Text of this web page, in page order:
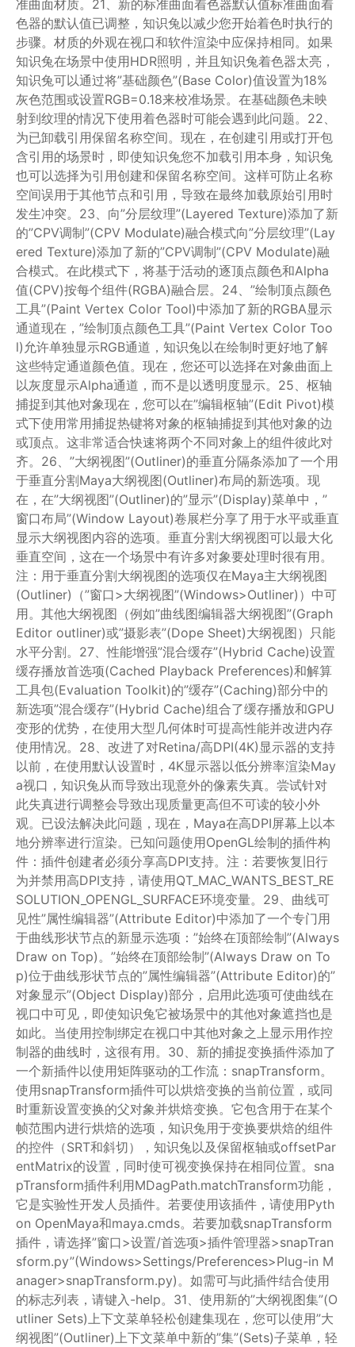
准曲面材质。21、新的标准曲面着色器默认值标准曲面着
色器的默认值已调整，知识兔以减少您开始着色时执行的
步骤。材质的外观在视口和软件渲染中应保持相同。如果
知识兔在场景中使用HDR照明，并且知识兔着色器太亮，
知识兔可以通过将”基础颜色”(Base Color)值设置为18%
灰色范围或设置RGB=0.18来校准场景。在基础颜色未映
射到纹理的情况下使用着色器时可能会遇到此问题。22、
为已卸载引用保留名称空间。现在，在创建引用或打开包
含引用的场景时，即使知识兔您不加载引用本身，知识兔
也可以选择为引用创建和保留名称空间。这样可防止名称
空间误用于其他节点和引用，导致在最终加载原始引用时
发生冲突。23、向”分层纹理”(Layered Texture)添加了新
的”CPV调制”(CPV Modulate)融合模式向”分层纹理”(Lay
ered Texture)添加了新的”CPV调制”(CPV Modulate)融
合模式。在此模式下，将基于活动的逐顶点颜色和Alpha
值(CPV)按每个组件(RGBA)融合层。24、”绘制顶点颜色
工具”(Paint Vertex Color Tool)中添加了新的RGBA显示
通道现在，”绘制顶点颜色工具”(Paint Vertex Color Too
l)允许单独显示RGB通道，知识兔以在绘制时更好地了解
这些特定通道颜色值。现在，您还可以选择在对象曲面上
以灰度显示Alpha通道，而不是以透明度显示。25、枢轴
捕捉到其他对象现在，您可以在”编辑枢轴”(Edit Pivot)模
式下使用常用捕捉热键将对象的枢轴捕捉到其他对象的边
或顶点。这非常适合快速将两个不同对象上的组件彼此对
齐。26、”大纲视图”(Outliner)的垂直分隔条添加了一个用
于垂直分割Maya大纲视图(Outliner)布局的新选项。现
在，在”大纲视图”(Outliner)的”显示”(Display)菜单中，”
窗口布局”(Window Layout)卷展栏分享了用于水平或垂直
显示大纲视图内容的选项。垂直分割大纲视图可以最大化
垂直空间，这在一个场景中有许多对象要处理时很有用。
注：用于垂直分割大纲视图的选项仅在Maya主大纲视图
(Outliner)（”窗口>大纲视图”(Windows>Outliner)）中可
用。其他大纲视图（例如”曲线图编辑器大纲视图”(Graph
Editor outliner)或”摄影表”(Dope Sheet)大纲视图）只能
水平分割。27、性能增强”混合缓存”(Hybrid Cache)设置
缓存播放首选项(Cached Playback Preferences)和解算
工具包(Evaluation Toolkit)的”缓存”(Caching)部分中的
新选项”混合缓存”(Hybrid Cache)组合了缓存播放和GPU
变形的优势，在使用大型几何体时可提高性能并改进内存
使用情况。28、改进了对Retina/高DPI(4K)显示器的支持
以前，在使用默认设置时，4K显示器以低分辨率渲染May
a视口，知识兔从而导致出现意外的像素失真。尝试针对
此失真进行调整会导致出现质量更高但不可读的较小外
观。已设法解决此问题，现在，Maya在高DPI屏幕上以本
地分辨率进行渲染。已知问题使用OpenGL绘制的插件构
件：插件创建者必须分享高DPI支持。注：若要恢复旧行
为并禁用高DPI支持，请使用QT_MAC_WANTS_BEST_RE
SOLUTION_OPENGL_SURFACE环境变量。29、曲线可
见性”属性编辑器”(Attribute Editor)中添加了一个专门用
于曲线形状节点的新显示选项：”始终在顶部绘制”(Always
Draw on Top)。”始终在顶部绘制”(Always Draw on To
p)位于曲线形状节点的”属性编辑器”(Attribute Editor)的”
对象显示”(Object Display)部分，启用此选项可使曲线在
视口中可见，即使知识兔它被场景中的其他对象遮挡也是
如此。当使用控制绑定在视口中其他对象之上显示用作控
制器的曲线时，这很有用。30、新的捕捉变换插件添加了
一个新插件以使用矩阵驱动的工作流：snapTransform。
使用snapTransform插件可以烘焙变换的当前位置，或同
时重新设置变换的父对象并烘焙变换。它包含用于在某个
帧范围内进行烘焙的选项，知识兔用于变换要烘焙的组件
的控件（SRT和斜切），知识兔以及保留枢轴或offsetPar
entMatrix的设置，同时使可视变换保持在相同位置。sna
pTransform插件利用MDagPath.matchTransform功能，
它是实验性开发人员插件。若要使用该插件，请使用Pyth
on OpenMaya和maya.cmds。若要加载snapTransform
插件，请选择”窗口>设置/首选项>插件管理器>snapTran
sform.py”(Windows>Settings/Preferences>Plug-in M
anager>snapTransform.py)。如需可与此插件结合使用
的标志列表，请键入-help。31、使用新的”大纲视图集”(O
utliner Sets)上下文菜单轻松创建集现在，您可以使用”大
纲视图”(Outliner)上下文菜单中新的”集”(Sets)子菜单，轻